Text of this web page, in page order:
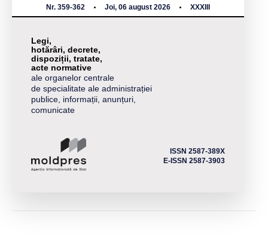
Nr. 359-362 Joi, 06 august 2026 XXXIII
Legi,
hotărâri, decrete,
dispoziții, tratate,
acte normative
ale organelor centrale
de specialitate ale administrației
publice, informații, anunțuri,
comunicate
ISSN 2587-389X
E-ISSN 2587-3903